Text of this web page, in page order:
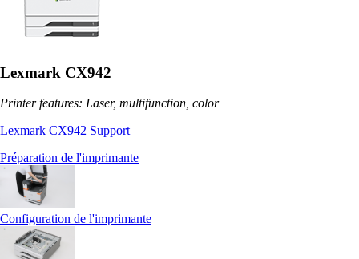
Lexmark CX942
Printer features: Laser, multifunction, color
Lexmark CX942 Support
Préparation de l'imprimante
Configuration de l'imprimante